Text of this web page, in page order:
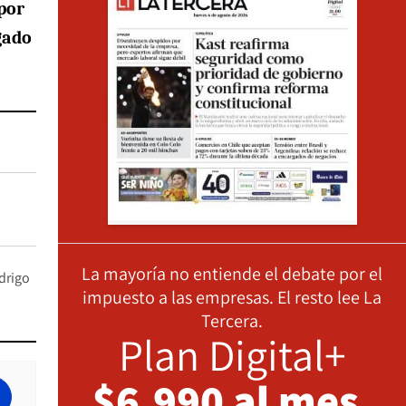
La mayoría no entiende el debate por el
impuesto a las empresas. El resto lee La
Tercera.
Plan Digital+